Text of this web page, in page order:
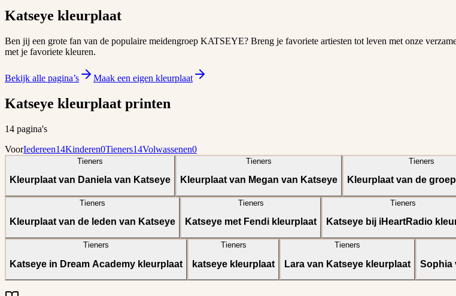
Katseye kleurplaat
Ben jij een grote fan van de populaire meidengroep KATSEYE? Breng je favoriete artiesten tot leven met onze
met je favoriete kleuren.
Bekijk alle pagina’s Maak een eigen kleurplaat
Katseye kleurplaat printen
14 pagina's
VoorIedereen14Kinderen0Tieners14Volwassenen0
Tieners
Kleurplaat van Daniela van Katseye
Tieners
Kleurplaat van Megan van Katseye
Tieners
Kleurplaat van de
Tieners
Kleurplaat van de leden van Katseye
Tieners
Katseye met Fendi kleurplaat
Tieners
Katseye bij iHeartRadio
Tieners
Katseye in Dream Academy kleurplaat
Tieners
katseye kleurplaat
Tieners
Lara van Katseye kleurplaat Sophia